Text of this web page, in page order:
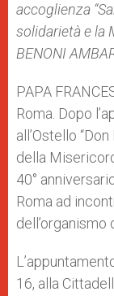
accoglienza
solidarietà e la
BENONI
PAPA
Roma. Dopo
all’Ostello
della
40°
Roma ad
dell’organismo
16, alla